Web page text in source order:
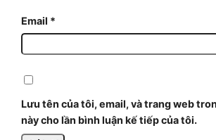
Email *
Lưu tên của tôi, email, và trang web
này cho lần bình luận kế tiếp của tôi.